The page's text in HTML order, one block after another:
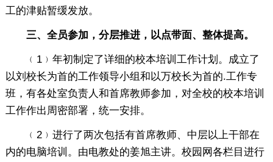
工的津贴暂缓发放。
三、全员参加，分层推进，以点带面、整体提高。
﹙1﹚年初制定了详细的校本培训工作计划。成立了
以刘校长为首的工作领导小组和以万校长为首的.工作专
班，有各处室负责人和首席教师参加，对全校的校本培训
工作作出周密部署，统一安排。
﹙2﹚进行了两次包括有首席教师、中层以上干部在
内的电脑培训。由电教处的姜旭主讲。校园网各栏目进行